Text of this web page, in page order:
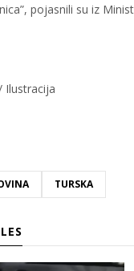
pojasnili su iz
Ilustracija
TURSKA